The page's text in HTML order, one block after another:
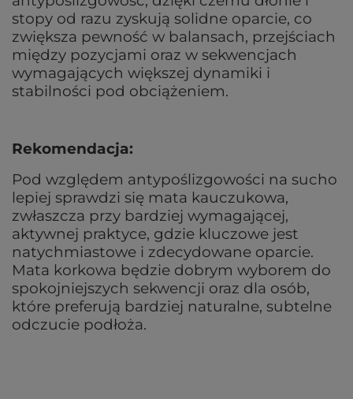
stopy od razu zyskują solidne oparcie, co
zwiększa pewność w balansach, przejściach
między pozycjami oraz w sekwencjach
wymagających większej dynamiki i
stabilności pod obciążeniem.
Rekomendacja:
Pod względem antypoślizgowości na sucho
lepiej sprawdzi się mata kauczukowa,
zwłaszcza przy bardziej wymagającej,
aktywnej praktyce, gdzie kluczowe jest
natychmiastowe i zdecydowane oparcie.
Mata korkowa będzie dobrym wyborem do
spokojniejszych sekwencji oraz dla osób,
które preferują bardziej naturalne, subtelne
odczucie podłoża.